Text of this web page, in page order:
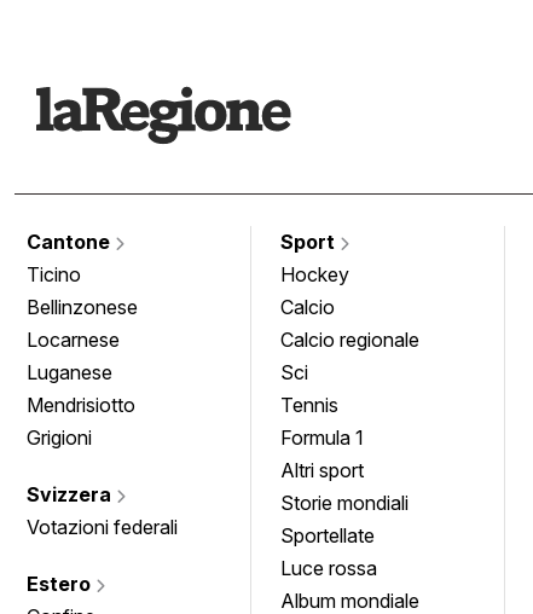
Cantone
Ticino
Bellinzonese
Locarnese
Luganese
Mendrisiotto
Grigioni
Svizzera
Votazioni federali
Estero
Sport
Hockey
Calcio
Calcio regionale
Sci
Tennis
Formula 1
Altri sport
Storie mondiali
Sportellate
Luce rossa
Album mondiale